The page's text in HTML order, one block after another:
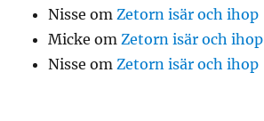
Nisse omZetorn isär och ihop
Micke omZetorn isär och ihop
Nisse omZetorn isär och ihop